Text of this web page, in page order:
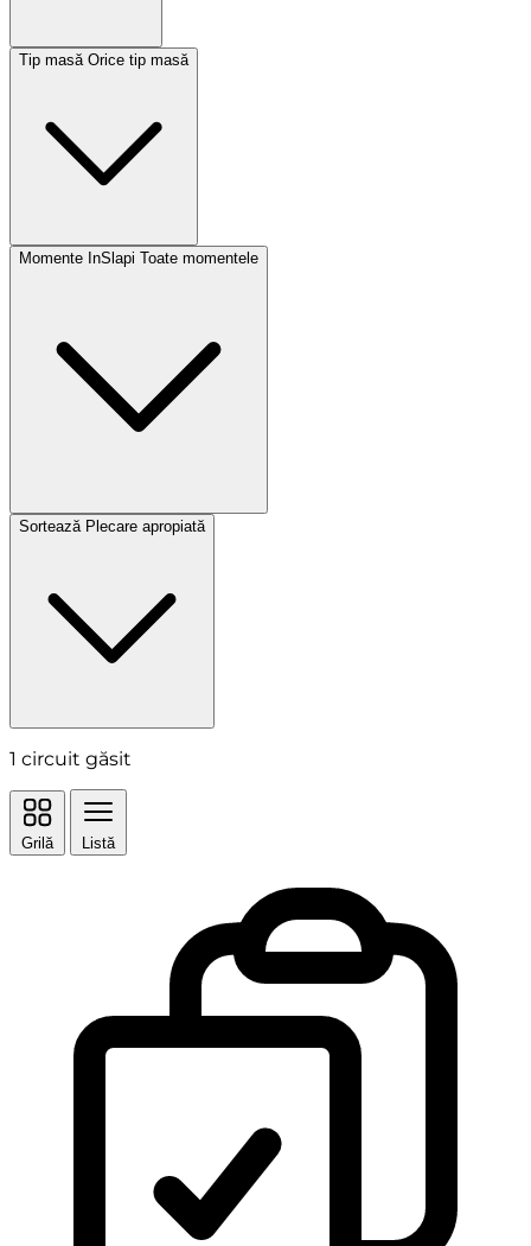
Tip masă Orice tip masă
Momente InSlapi Toate momentele
Sortează Plecare apropiată
1 circuit găsit
Grilă Listă